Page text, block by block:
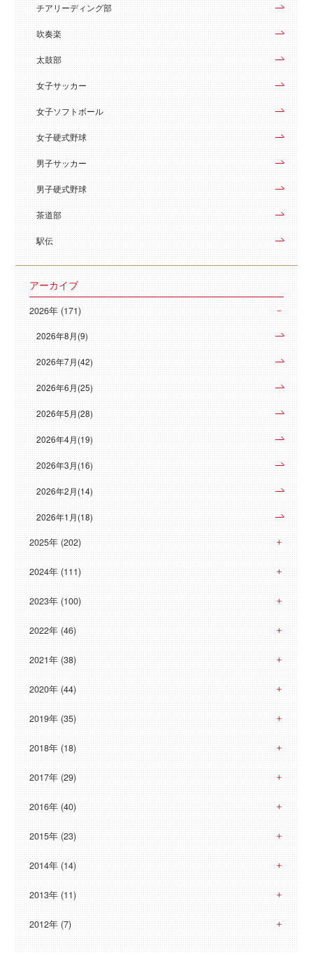
チアリーディング部
吹奏楽
太鼓部
女子サッカー
女子ソフトボール
女子硬式野球
男子サッカー
男子硬式野球
茶道部
駅伝
アーカイブ
2026年 (171)
2026年8月(9)
2026年7月(42)
2026年6月(25)
2026年5月(28)
2026年4月(19)
2026年3月(16)
2026年2月(14)
2026年1月(18)
2025年 (202)
2024年 (111)
2023年 (100)
2022年 (46)
2021年 (38)
2020年 (44)
2019年 (35)
2018年 (18)
2017年 (29)
2016年 (40)
2015年 (23)
2014年 (14)
2013年 (11)
2012年 (7)